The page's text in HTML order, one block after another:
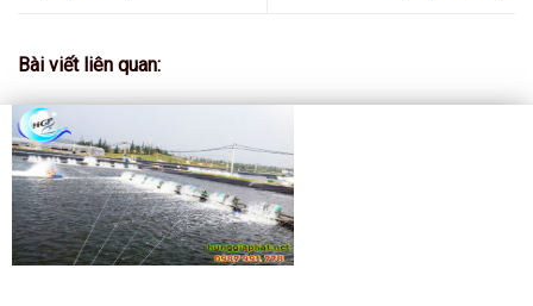
Bài viết liên quan: